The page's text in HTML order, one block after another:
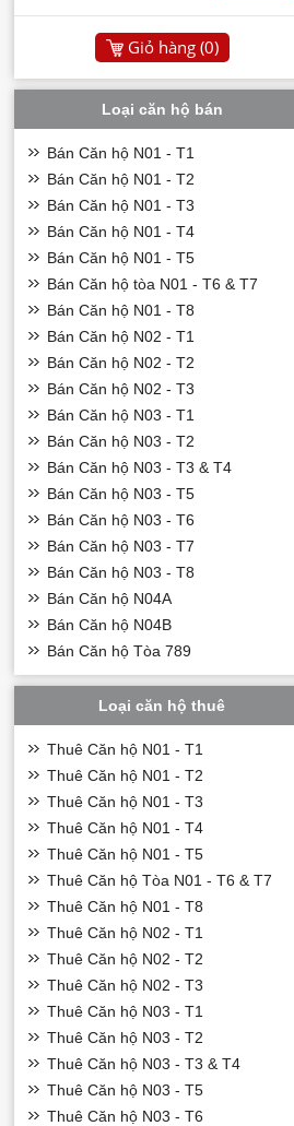
Giỏ hàng (0)
Loại căn hộ bán
Bán Căn hộ N01 - T1
Bán Căn hộ N01 - T2
Bán Căn hộ N01 - T3
Bán Căn hộ N01 - T4
Bán Căn hộ N01 - T5
Bán Căn hộ tòa N01 - T6 & T7
Bán Căn hộ N01 - T8
Bán Căn hộ N02 - T1
Bán Căn hộ N02 - T2
Bán Căn hộ N02 - T3
Bán Căn hộ N03 - T1
Bán Căn hộ N03 - T2
Bán Căn hộ N03 - T3 & T4
Bán Căn hộ N03 - T5
Bán Căn hộ N03 - T6
Bán Căn hộ N03 - T7
Bán Căn hộ N03 - T8
Bán Căn hộ N04A
Bán Căn hộ N04B
Bán Căn hộ Tòa 789
Loại căn hộ thuê
Thuê Căn hộ N01 - T1
Thuê Căn hộ N01 - T2
Thuê Căn hộ N01 - T3
Thuê Căn hộ N01 - T4
Thuê Căn hộ N01 - T5
Thuê Căn hộ Tòa N01 - T6 & T7
Thuê Căn hộ N01 - T8
Thuê Căn hộ N02 - T1
Thuê Căn hộ N02 - T2
Thuê Căn hộ N02 - T3
Thuê Căn hộ N03 - T1
Thuê Căn hộ N03 - T2
Thuê Căn hộ N03 - T3 & T4
Thuê Căn hộ N03 - T5
Thuê Căn hộ N03 - T6